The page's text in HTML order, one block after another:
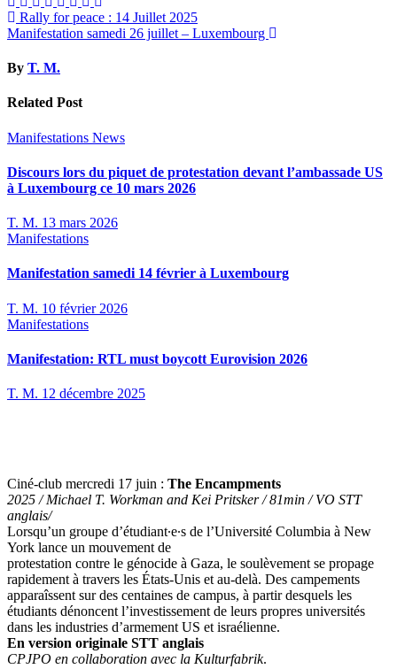
Navigation
de
l’article
Rally for peace : 14 Juillet 2025
Manifestation samedi 26 juillet – Luxembourg
By T. M.
Related Post
Manifestations News
Discours lors du piquet de protestation devant l’ambassade US
à Luxembourg ce 10 mars 2026
T. M. 13 mars 2026
Manifestations
Manifestation samedi 14 février à Luxembourg
T. M. 10 février 2026
Manifestations
Manifestation: RTL must boycott Eurovision 2026
T. M. 12 décembre 2025
Ciné-club mercredi 17 juin : The Encampments
2025 / Michael T. Workman and Kei Pritsker / 81min / VO STT
anglais/
Lorsqu’un groupe d’étudiant∙e∙s de l’Université Columbia à New
York lance un mouvement de
protestation contre le génocide à Gaza, le soulèvement se propage
rapidement à travers les États-Unis et au-delà. Des campements
apparaîssent sur des centaines de campus, à partir desquels les
étudiants dénoncent l’investissement de leurs propres universités
dans les industries d’armement US et israélienne.
En version originale STT anglais
CPJPO en collaboration avec la Kulturfabrik.